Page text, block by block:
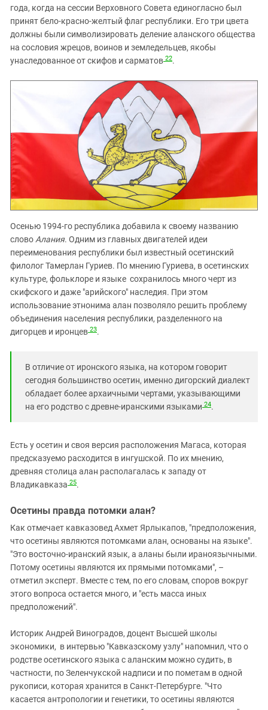
года, когда на сессии Верховного Совета единогласно был
принят бело-красно-желтый флаг республики. Его три цвета
должны были символизировать деление аланского общества
на сословия жрецов, воинов и земледельцев, якобы
унаследованное от скифов и сарматов 22.
Осенью 1994-го республика добавила к своему названию
словоАлания. Одним из главных двигателей идеи
переименования республики был известный осетинский
филолог Тамерлан Гуриев. По мнению Гуриева, в осетинских
культуре, фольклоре и языке сохранилось много черт из
скифского и даже "арийского" наследия. При этом
использование этнонима алан позволяло решить проблему
объединения населения республики, разделенного на
дигорцев и иронцев 23.
В отличие от иронского языка, на котором говорит
сегодня большинство осетин, именно дигорский диалект
обладает более архаичными чертами, указывающими
на его родство с древне-иранскими языками 24.
Есть у осетин и своя версия расположения Магаса, которая
предсказуемо расходится в ингушской. По их мнению,
древняя столица алан располагалась к западу от
Владикавказа 25.
Осетины правда потомки алан?
Как отмечает кавказовед Ахмет Ярлыкапов, "предположения,
что осетины являются потомками алан, основаны на языке".
"Это восточно-иранский язык, а аланы были ираноязычными.
Потому осетины являются их прямыми потомками", –
отметил эксперт. Вместе с тем, по его словам, споров вокруг
этого вопроса остается много, и "есть масса иных
предположений".
Историк Андрей Виноградов, доцент Высшей школы
экономики, в интервью "Кавказскому узлу" напомнил, что о
родстве осетинского языка с аланским можно судить, в
частности, по Зеленчукской надписи и по пометам в одной
рукописи, которая хранится в Санкт-Петербурге. "Что
касается антропологии и генетики, то осетины являются